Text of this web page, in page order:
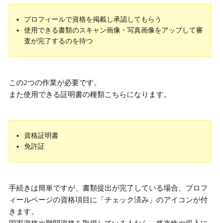
プロフィールで資格を掲載し承認してもらう
使用できる書類のスキャン画像・写真画像をアップして審
査が完了するのを待つ
この2つの作業が必要です。
また使用できる証明書の種類こちらになります。
資格証明書
免許証
手続きは簡単ですが、書類提出が完了している場合、プロフ
ィールページの資格項目に「チェック済み」のアイコンが付
きます。